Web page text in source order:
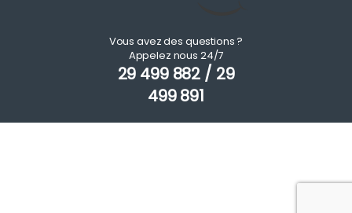
Vous avez des questions ?
Appelez nous 24/7
29 499 882 / 29
499 891